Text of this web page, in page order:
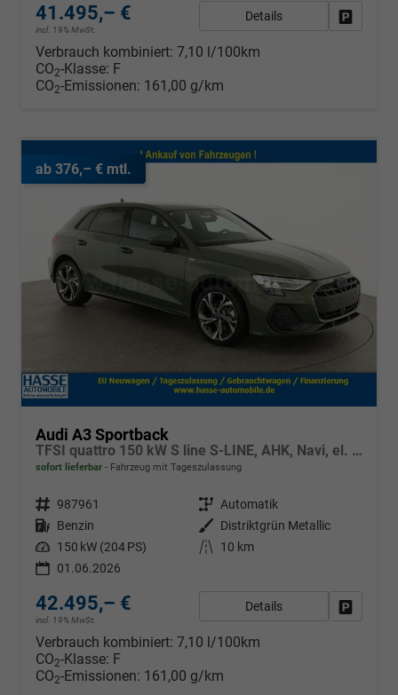
41.495,– €
incl. 19% MwSt.
Details
Verbrauch kombiniert: 7,10 l/100km
CO2-Klasse: F
CO2-Emissionen: 161,00 g/km
ab 376,– € mtl.
Audi A3 Sportback
TFSI quattro 150 kW S line S-LINE, AHK, Navi, el. Klappe, Sound, Winter, 18-Zoll, 3-J. Garantie
sofort lieferbar Fahrzeug mit Tageszulassung
Fahrzeugnr. 987961 Getriebe Automatik
Kraftstoff Benzin Außenfarbe
Distriktgrün Metallic
Leistung 150 kW (204 PS) Kilometerstand
10 km
01.06.2026
42.495,– €
incl. 19% MwSt.
Details
Verbrauch kombiniert: 7,10 l/100km
CO2-Klasse: F
CO2-Emissionen: 161,00 g/km